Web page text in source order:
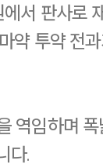
서 판사
약 투약 전
역임하며
다.